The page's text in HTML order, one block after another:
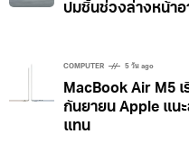
ปมชิ้นช่วงล่างหน้า
COMPUTER 5 วัน ago
MacBook Air M5
กันยายน Apple แน
แทน